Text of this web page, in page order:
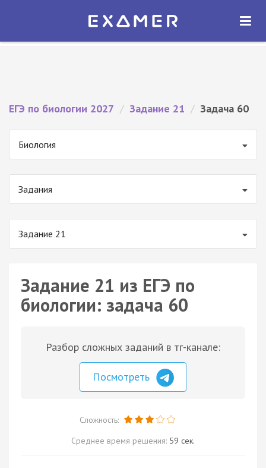
Экзамер — ЕГЭ 2027
ОТКРЫТЬ
ЕГЭ по биологии 2027 / Задание 21 / Задача 60
Биология
Задания
Задание 21
Задание 21 из ЕГЭ по
биологии: задача 60
Разбор сложных заданий в тг-канале:
Посмотреть
Сложность:
Среднее время решения: 59 сек.